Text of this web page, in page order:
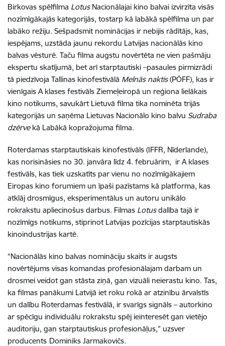
Birkovas spēlfilma Lotus Nacionālajai kino balvai izvirzīta visās
nozīmīgākajās kategorijās, tostarp kā labākā spēlfilma un par
labāko režiju. Sešpadsmitnominācijas ir nebijis rādītājs, kas,
iespējams, uzstāda jaunu rekordu Latvijas nacionālās kino
balvas vēsturē. Taču filma augstu novērtēta ne vien pašmāju
ekspertu skatījumā, bet arī starptautiski –pasaules pirmizrādi
tā piedzīvoja Tallinas kinofestivālā Melnās naktis(PÖFF), kas ir
vienīgais A klases festivāls Ziemeļeiropā un reģiona lielākais
kino notikums, savukārt Lietuvā filma tika nominēta trijās
kategorijās un saņēma Lietuvas Nacionālo kino balvu Sudraba
dzērvekā Labākā kopražojuma filma.
Roterdamas starptautiskais kinofestivāls (IFFR, Nīderlande),
kas norisināsies no 30. janvāra līdz 4. februārim, ir A klases
festivāls, kas tiek uzskatīts par vienu no nozīmīgākajiem
Eiropas kino forumiem unīpaši pazīstams kā platforma, kas
atklāj drosmīgus, eksperimentālus un autoru unikālo
rokrakstu apliecinošus darbus. Filmas Lotus dalība tajā ir
nozīmīgs notikums, stiprinot Latvijas pozīcijas starptautiskās
kinoindustrijas kartē.
“Nacionālās kino balvas nomināciju skaits ir augsts
novērtējums visas komandas profesionālajam darbam un
drosmei veidot gan stāsta ziņā, gan vizuāli neierastu kino. Tas,
ka filmas panākumi Latvijā iet roku rokā ar atzinību ārvalstīs
un dalību Roterdamas festivālā, ir svarīgs signāls – autorkino
ar spēcīgu individuālu rokrakstu spēj ieinteresēt gan vietējo
auditoriju, gan starptautiskus profesionāļus,” uzsver
producents Dominiks Jarmakovičs.